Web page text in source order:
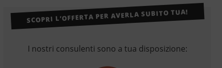
SCOPRI L’OFFERTA PER AVERLA SUBITO TUA!
I nostri consulenti sono a tua disposizione: